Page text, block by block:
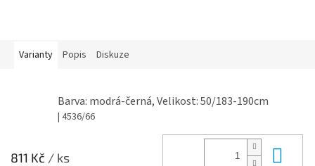
Varianty Popis Diskuze
Barva: modrá-černá, Velikost: 50/183-190cm
| 4536/66
811 Kč / ks